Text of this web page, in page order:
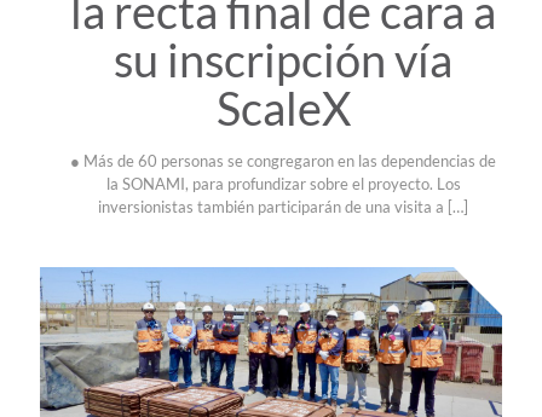
la recta final de cara a
su inscripción vía
ScaleX
● Más de 60 personas se congregaron en las dependencias de
la SONAMI, para profundizar sobre el proyecto. Los
inversionistas también participarán de una visita a […]